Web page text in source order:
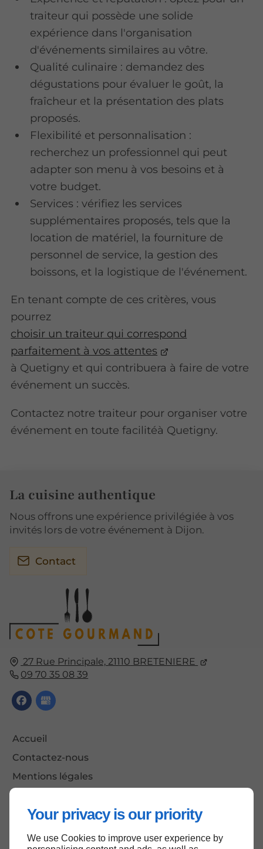
Your privacy is our priority
We use Cookies to improve user experience by
traiteur qui possède une solide
expérience dans l'organisation
d'événements similaires au vôtre.
Qualité culinaire : demandez des
dégustations pour évaluer le goût, la
fraîcheur et la présentation des plats
proposés.
Flexibilité et personnalisation :
recherchez un professionnel qui peut
adapter son menu à vos besoins et à
votre budget.
Services : vérifiez les services
supplémentaires proposés, tels que la
location de matériel, la fourniture de
personnel de service, la gestion des
boissons, et la logistique de l'événement.
En tenant compte de ces critères, vous
pourrez
choisir un traiteur qui correspond
parfaitement à vos attentes
à Quetigny et qui contribuera à faire de votre
événement un succès.
Contactez notre traiteur pour organiser votre
événement en toute facilitéà Quetigny.
27 Rue Principale, 21110 BRETENIERE
09 70 35 08 39
Accueil
Contactez-nous
Mentions légales
La cuisine authentique
Nous offrons une expérience privilégiée à vos
invités lors de votre événement à Dijon.
Contact
Haut de page